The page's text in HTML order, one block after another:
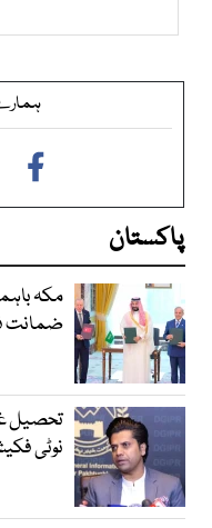
پاکستان
مکہ
ضمانت
تحصیل
نوٹی